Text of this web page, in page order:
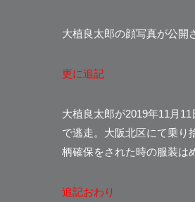
大植良太郎の顔写真が公開
更に追記
大植良太郎が2019年11月
で逃走。大阪北区にて乗り
柄確保をされた時の服装は
追記おわり